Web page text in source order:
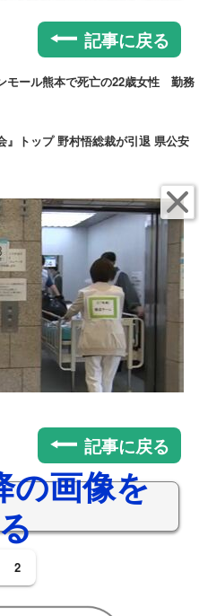
記事に戻る
モール熊本で死亡の22歳女性 勤務
』トップ 野村悟総裁が引退 県公安
記事に戻る
の画像を
2